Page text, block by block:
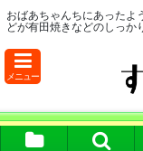
おばあちゃんちにあった
どが有田焼きなどのしっか
メニュー